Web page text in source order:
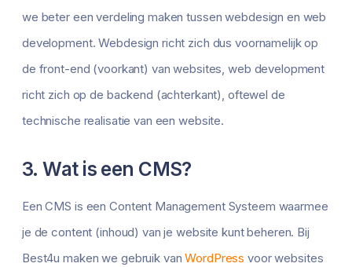
we beter een verdeling maken tussen webdesign en web
development. Webdesign richt zich dus voornamelijk op
de front-end (voorkant) van websites, web development
richt zich op de backend (achterkant), oftewel de
technische realisatie van een website.
3. Wat is een CMS?
Een CMS is een Content Management Systeem waarmee
je de content (inhoud) van je website kunt beheren. Bij
Best4u maken we gebruik vanWordPress voor websites